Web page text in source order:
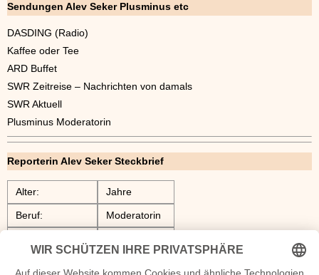
Sendungen Alev Seker Plusminus etc
DASDING (Radio)
Kaffee oder Tee
ARD Buffet
SWR Zeitreise – Nachrichten von damals
SWR Aktuell
Plusminus Moderatorin
Reporterin Alev Seker Steckbrief
Alter: Jahre
Beruf: Moderatorin